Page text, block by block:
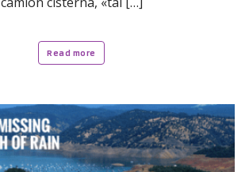
Read more